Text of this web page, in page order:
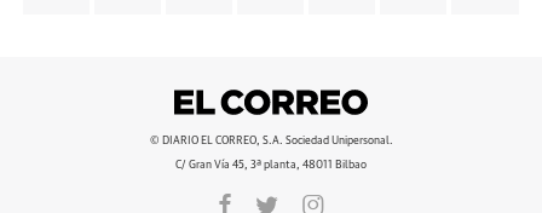
© DIARIO EL CORREO, S.A. Sociedad Unipersonal.
C/ Gran Vía 45, 3ª planta, 48011 Bilbao